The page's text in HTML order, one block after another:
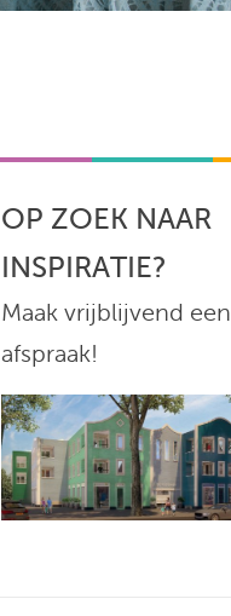
OP ZOEK NAAR
INSPIRATIE?
Maak vrijblijvend een
afspraak!